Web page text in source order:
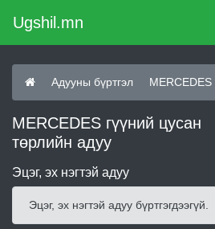
Ugshil.mn
Адууны бүртгэл MERCEDES
MERCEDES гүүний цусан
төрлийн адуу
Эцэг, эх нэгтэй адуу
Эцэг, эх нэгтэй адуу бүртгэгдээгүй.